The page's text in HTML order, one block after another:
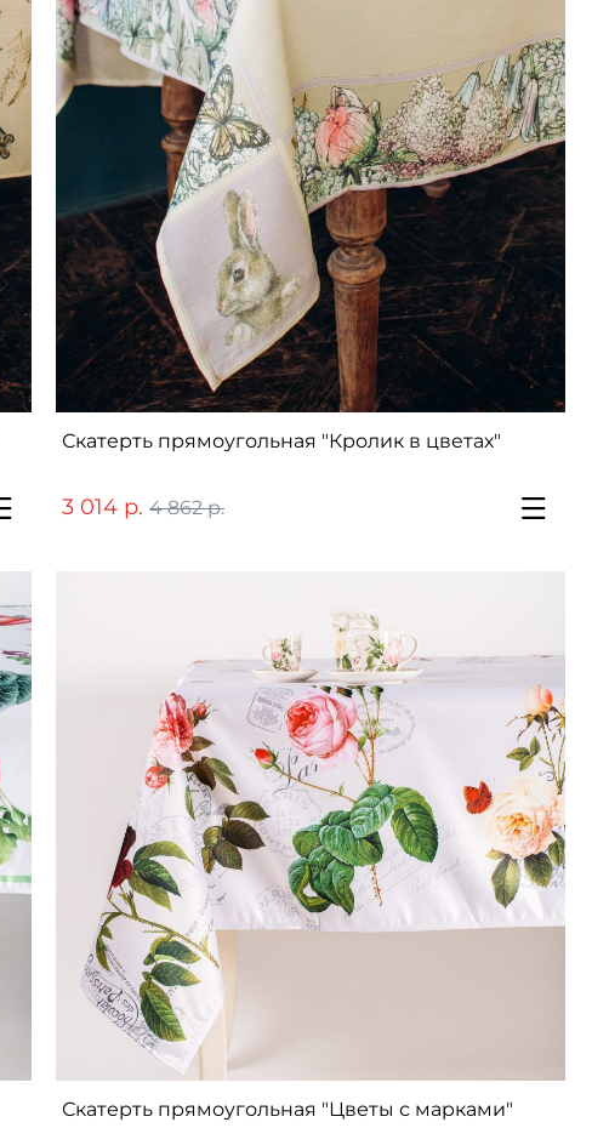
Скатерть прямоугольная "Кролик в цветах"
3 014 р. 4 862 р.
Скатерть прямоугольная "Цветы с марками"